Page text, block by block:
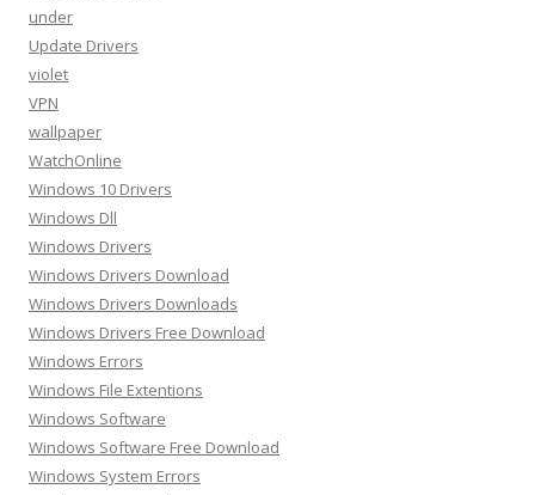
under
Update Drivers
violet
VPN
wallpaper
WatchOnline
Windows 10 Drivers
Windows Dll
Windows Drivers
Windows Drivers Download
Windows Drivers Downloads
Windows Drivers Free Download
Windows Errors
Windows File Extentions
Windows Software
Windows Software Free Download
Windows System Errors